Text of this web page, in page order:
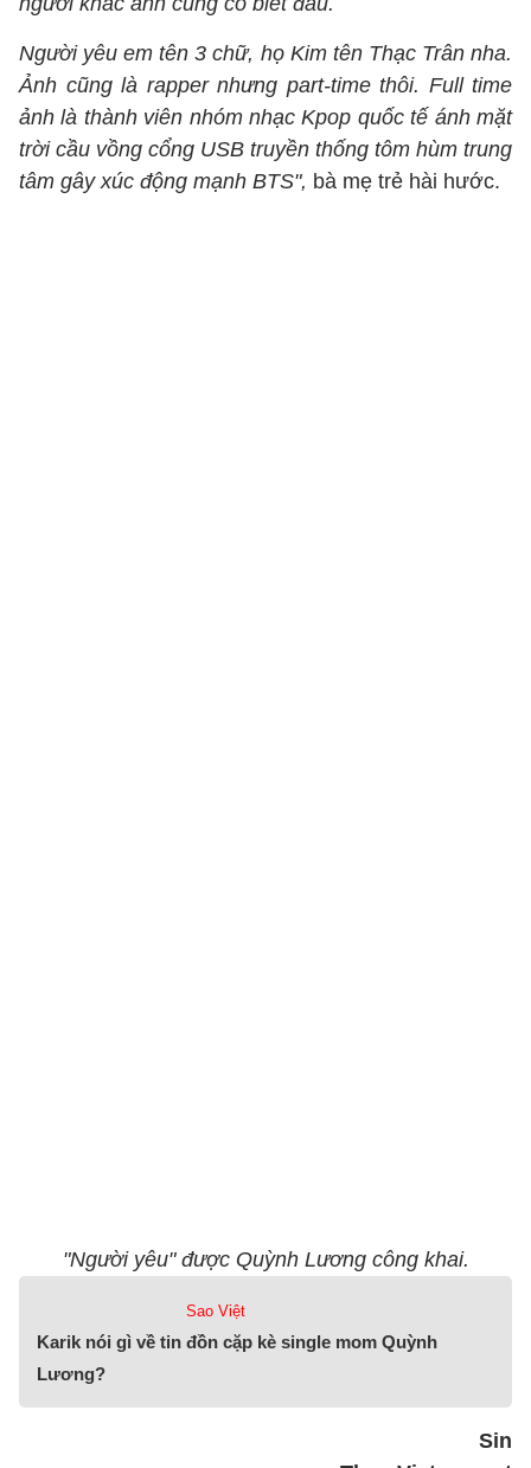
Người yêu em tên 3 chữ, họ Kim tên Thạc Trân nha.
Ảnh cũng là rapper nhưng part-time thôi. Full time
ảnh là thành viên nhóm nhạc Kpop quốc tế ánh mặt
trời cầu vồng cổng USB truyền thống tôm hùm trung
tâm gây xúc động mạnh BTS", bà mẹ trẻ hài hước.
"Người yêu" được Quỳnh Lương công khai.
Sao Việt
Karik nói gì về tin đồn cặp kè single mom Quỳnh
Lương?
Sin